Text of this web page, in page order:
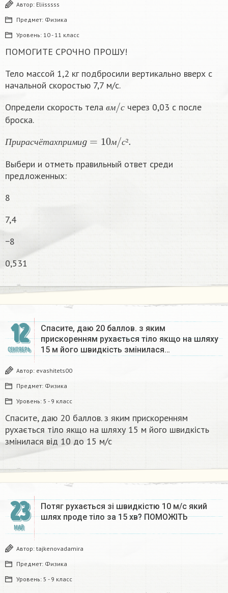
Автор: Eliisssss
Предмет: Физика
Уровень: 10 - 11 класс
ПОМОГИТЕ СРОЧНО ПРОШУ!
Тело массой 1,2 кг подбросили вертикально вверх с
начальной скоростью 7,7 м/с.
Определи скорость тела
вм с
/
через 0,03 с после
броска.
П р и р а с ч ё т а хп р им и м с
=10 м
Выбери и отметь правильный ответ среди
предложенных:
8
7,4
−8
0,531
12
СЕНТЯБРЬ
Спасите, даю 20 баллов. з яким
прискоренням рухається тіло якщо на шляху
15 м його швидкість змінилася…
Автор: evashitets00
Предмет: Физика
Уровень: 5 - 9 класс
Спасите, даю 20 баллов. з яким прискоренням
рухається тіло якщо на шляху 15 м його швидкість
змінилася від 10 до 15 м/с
23
МАЙ
Потяг рухається зі швидкістю 10 м/с який
шлях проде тіло за 15 хв? ПОМОЖІТЬ
Автор: tajkenovadamira
Предмет: Физика
Уровень: 5 - 9 класс